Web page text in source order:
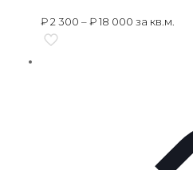
₽2 300 –₽18 000 за кв.м.